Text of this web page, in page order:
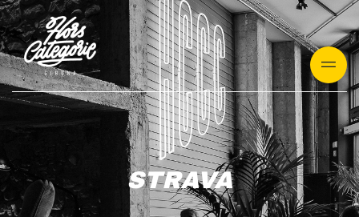
Vés
al
contingut
STRAVA